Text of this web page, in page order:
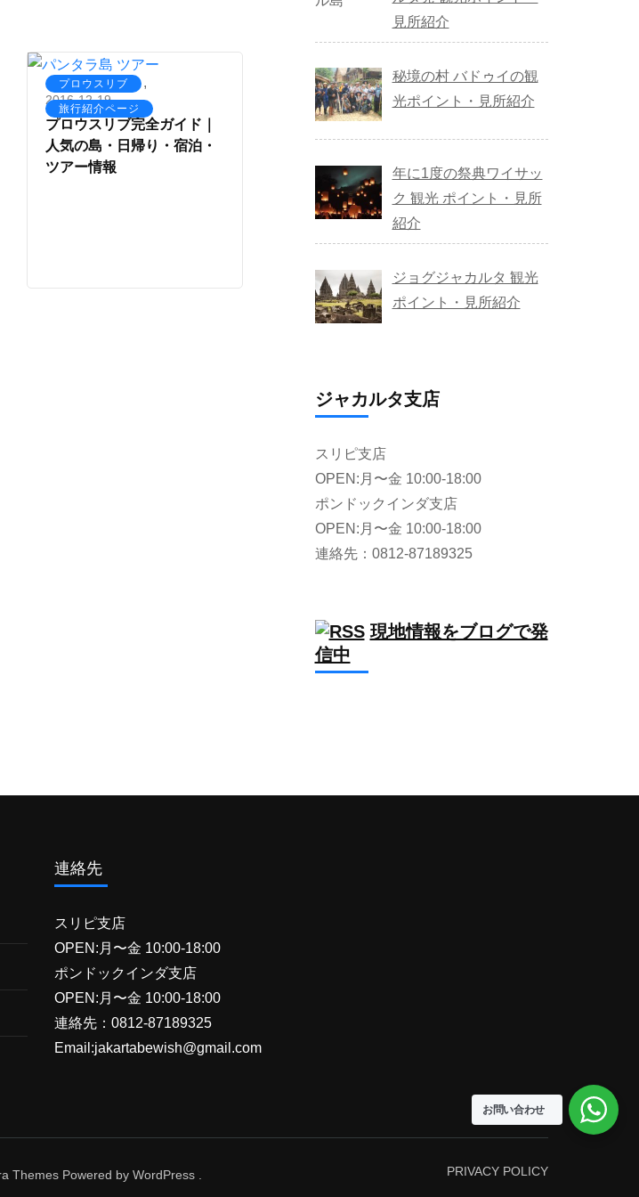
プロウスリブ ,
旅行紹介ページ
2016-12-19
プロウスリブ完全ガイド｜
人気の島・日帰り・宿泊・
ツアー情報
見所紹介
秘境の村 バドゥイの観
光ポイント・見所紹介
年に1度の祭典ワイサッ
ク 観光 ポイント・見所
紹介
ジョグジャカルタ 観光
ポイント・見所紹介
ジャカルタ支店
スリピ支店
OPEN:月〜金 10:00-18:00
ポンドックインダ支店
OPEN:月〜金 10:00-18:00
連絡先：0812-87189325
現地情報をブログで発
信中
連絡先
スリピ支店
OPEN:月〜金 10:00-18:00
ポンドックインダ支店
OPEN:月〜金 10:00-18:00
連絡先：0812-87189325
Email:jakartabewish@gmail.com
Themes Powered by WordPress . PRIVACY POLICY
お問い合わせ